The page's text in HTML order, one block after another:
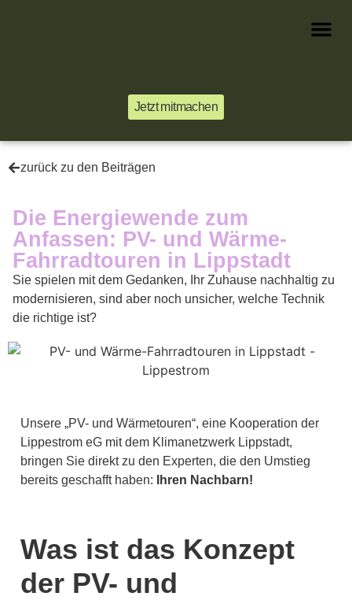
Jetzt mitmachen
zurück zu den Beiträgen
Die Energiewende zum
Anfassen: PV- und Wärme-
Fahrradtouren in Lippstadt
Sie spielen mit dem Gedanken, Ihr Zuhause nachhaltig zu
modernisieren, sind aber noch unsicher, welche Technik
die richtige ist?
Unsere „PV- und Wärmetouren“, eine Kooperation der
Lippestrom eG mit dem Klimanetzwerk Lippstadt,
bringen Sie direkt zu den Experten, die den Umstieg
bereits geschafft haben:
Ihren Nachbarn!
Was ist das Konzept
der PV- und